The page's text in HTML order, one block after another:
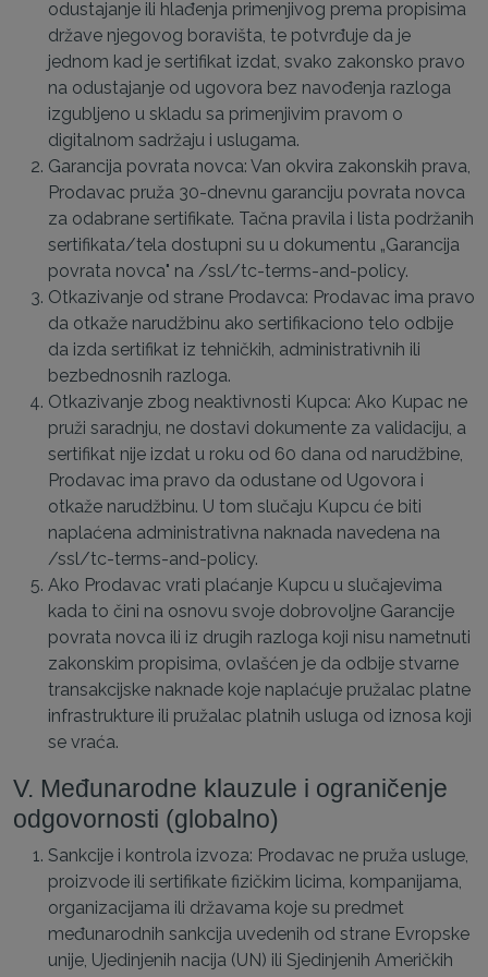
odustajanje ili hlađenja primenjivog prema propisima
države njegovog boravišta, te potvrđuje da je
jednom kad je sertifikat izdat, svako zakonsko pravo
na odustajanje od ugovora bez navođenja razloga
izgubljeno u skladu sa primenjivim pravom o
digitalnom sadržaju i uslugama.
Garancija povrata novca: Van okvira zakonskih prava,
Prodavac pruža 30-dnevnu garanciju povrata novca
za odabrane sertifikate. Tačna pravila i lista podržanih
sertifikata/tela dostupni su u dokumentu „Garancija
povrata novca" na /ssl/tc-terms-and-policy.
Otkazivanje od strane Prodavca: Prodavac ima pravo
da otkaže narudžbinu ako sertifikaciono telo odbije
da izda sertifikat iz tehničkih, administrativnih ili
bezbednosnih razloga.
Otkazivanje zbog neaktivnosti Kupca: Ako Kupac ne
pruži saradnju, ne dostavi dokumente za validaciju, a
sertifikat nije izdat u roku od 60 dana od narudžbine,
Prodavac ima pravo da odustane od Ugovora i
otkaže narudžbinu. U tom slučaju Kupcu će biti
naplaćena administrativna naknada navedena na
/ssl/tc-terms-and-policy.
Ako Prodavac vrati plaćanje Kupcu u slučajevima
kada to čini na osnovu svoje dobrovoljne Garancije
povrata novca ili iz drugih razloga koji nisu nametnuti
zakonskim propisima, ovlašćen je da odbije stvarne
transakcijske naknade koje naplaćuje pružalac platne
infrastrukture ili pružalac platnih usluga od iznosa koji
se vraća.
V. Međunarodne klauzule i ograničenje
odgovornosti (globalno)
Sankcije i kontrola izvoza: Prodavac ne pruža usluge,
proizvode ili sertifikate fizičkim licima, kompanijama,
organizacijama ili državama koje su predmet
međunarodnih sankcija uvedenih od strane Evropske
unije, Ujedinjenih nacija (UN) ili Sjedinjenih Američkih